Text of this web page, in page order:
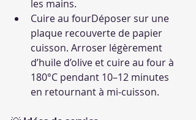
les mains.
Cuire au fourDéposer sur une
plaque recouverte de papier
cuisson. Arroser légèrement
d’huile d’olive et cuire au four à
180°C pendant 10–12 minutes
en retournant à mi-cuisson.